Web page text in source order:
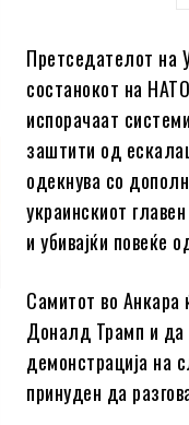
Претседателот на
состанокот на
испорачаат
заштити од
одекнува со
украинскиот
и убивајќи повеќе
Самитот во
Доналд Трамп и да
демонстрација на
принуден да